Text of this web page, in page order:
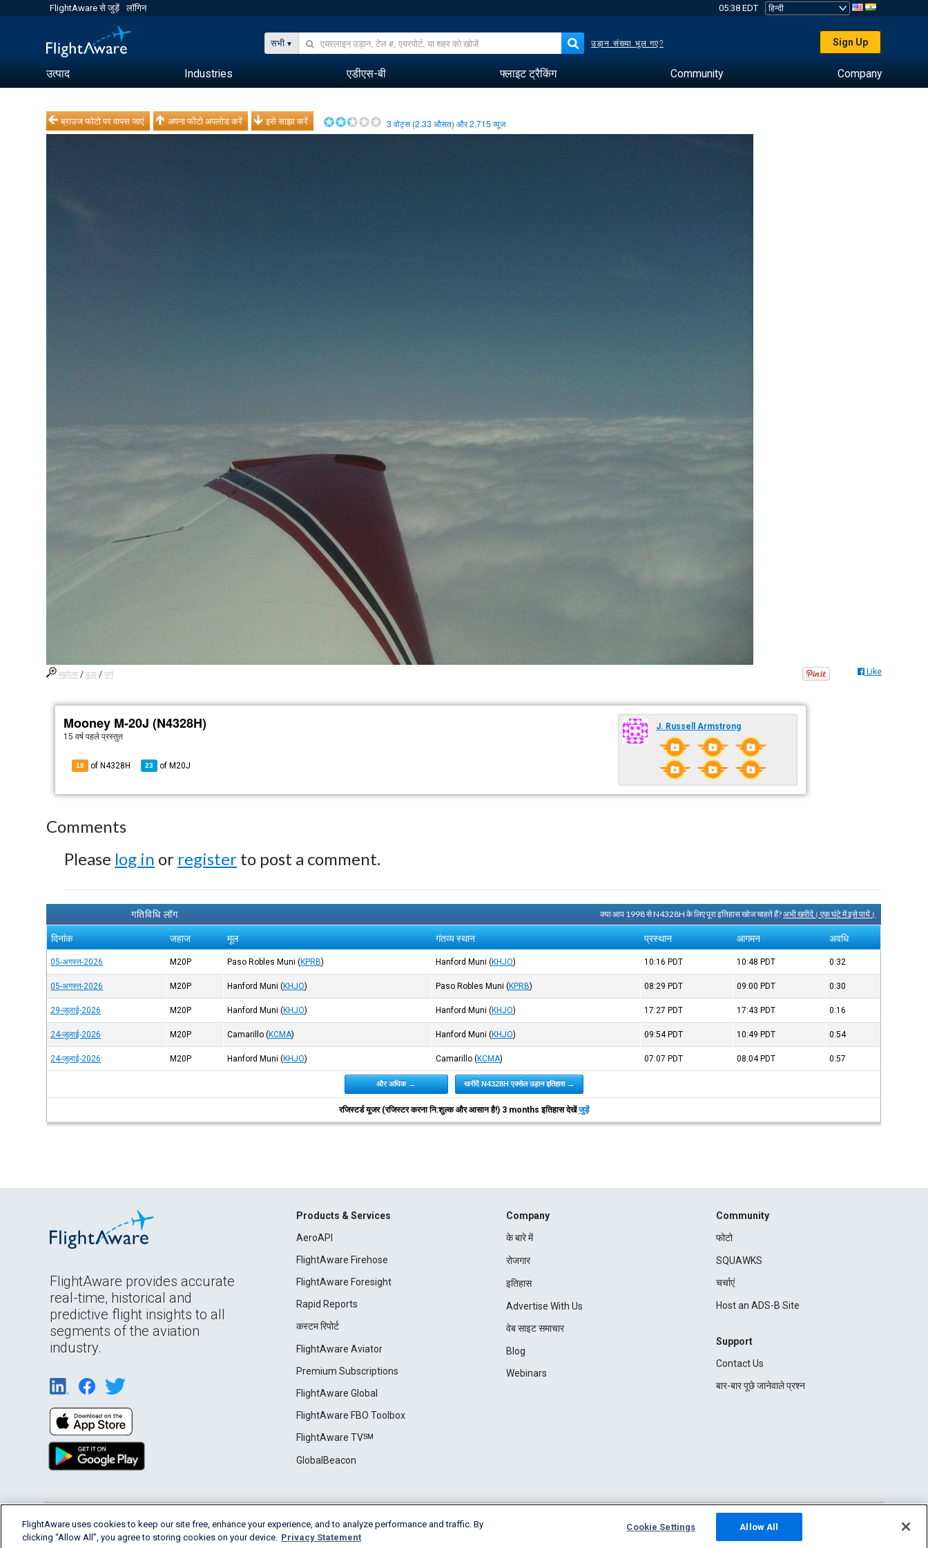
FlightAware से जुड़ें लॉगिन 05:38 EDT
सभी उड़ान संख्या भूल गए? Sign Up
उत्पाद Industries एडीएस-बी फ्लाइट ट्रैकिंग Community Company
ब्राउज फोटो पर वापस जाएं अपना फोटो अपलोड करें इसे साझा करें 3 वोट्स (2.33 औसत) और2,715 व्यूज
मझोला /बड़ा /पूर्ण Like
Mooney M-20J (N4328H)
15 वर्ष पहले प्रस्तुत
18 of N4328H 23 of M20J
J. Russell Armstrong
Comments
Please log in or register to post a comment.
गतिविधि लॉग क्या आप 1998 से N4328H के लिए पूरा इतिहास खोज चाहते हैं?अभी खरीदें। एक घंटे में इसे पायें।
दिनांक जहाज मूल गंतव्य स्थान प्रस्थान आगमन अवधि
05-अगस्त-2026 M20P Paso Robles Muni (KPRB) Hanford Muni (KHJO) 10:16 PDT 10:48 PDT 0:32
05-अगस्त-2026 M20P Hanford Muni (KHJO) Paso Robles Muni (KPRB) 08:29 PDT 09:00 PDT 0:30
29-जुलाई-2026 M20P Hanford Muni (KHJO) Hanford Muni (KHJO) 17:27 PDT 17:43 PDT 0:16
24-जुलाई-2026 M20P Camarillo (KCMA) Hanford Muni (KHJO) 09:54 PDT 10:49 PDT 0:54
24-जुलाई-2026 M20P Hanford Muni (KHJO) Camarillo (KCMA) 07:07 PDT 08:04 PDT 0:57
और अधिक → खरीदें N4328H एक्सेल उड़ान इतिहास →
रजिस्टर्ड यूजर (रजिस्टर करना नि:शुल्क और आसान है!) 3 months इतिहास देखेंजुड़ें
FlightAware provides accurate
real-time, historical and
predictive flight insights to all
segments of the aviation
industry.
Products & Services
AeroAPI
FlightAware Firehose
FlightAware Foresight
Rapid Reports
कस्टम रिपोर्ट
FlightAware Aviator
Premium Subscriptions
FlightAware Global
FlightAware FBO Toolbox
FlightAware TV℠
GlobalBeacon
Company
के बारे में
रोजगार
इतिहास
Advertise With Us
वेब साइट समाचार
Blog
Webinars
Community
फोटो
SQUAWKS
चर्चाएं
Host an ADS-B Site
Support
Contact Us
बार-बार पूछे जानेवाले प्रश्न
English (USA) 2026 FlightAware Terms of Use Privacy Cookie Settings
FlightAware uses cookies to keep our site free, enhance your experience, and to analyze performance and traffic. By
clicking “Allow All”, you agree to storing cookies on your device. Privacy Statement
Cookie Settings Allow All